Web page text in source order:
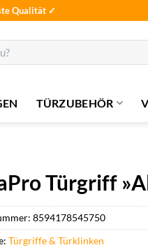
Qualität ✓
TÜRZUBEHÖR
Türgriff
8594178545750
Türgriffe & Türklinken